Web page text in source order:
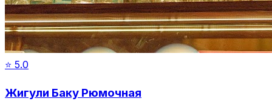
⭐ 5.0
Жигули Баку Рюмочная